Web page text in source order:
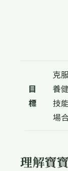
目
標
克
養
技
場
理解寶